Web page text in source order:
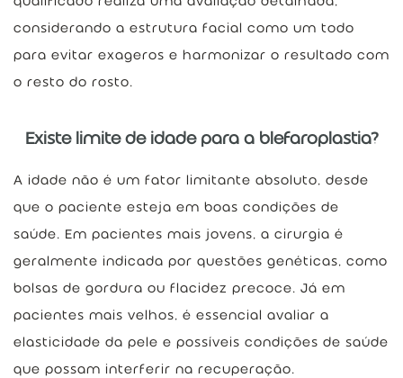
considerando a estrutura facial como um todo
para evitar exageros e harmonizar o resultado com
o resto do rosto.
Existe limite de idade para a blefaroplastia?
A idade não é um fator limitante absoluto, desde
que o paciente esteja em boas condições de
saúde. Em pacientes mais jovens, a cirurgia é
geralmente indicada por questões genéticas, como
bolsas de gordura ou flacidez precoce. Já em
pacientes mais velhos, é essencial avaliar a
elasticidade da pele e possíveis condições de saúde
que possam interferir na recuperação.